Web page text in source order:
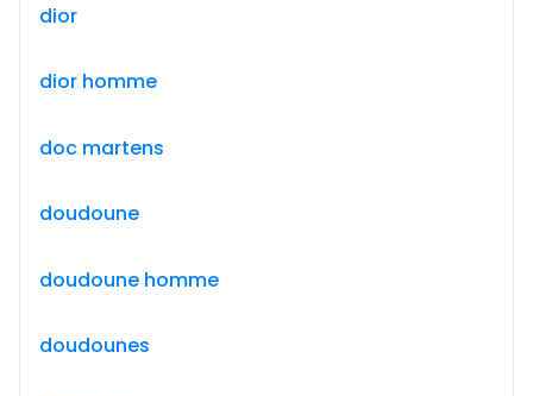
dior
dior homme
doc martens
doudoune
doudoune homme
doudounes